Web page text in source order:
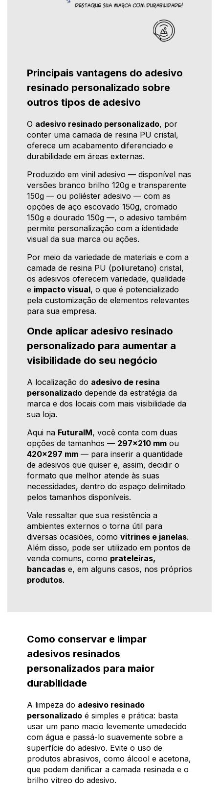
Principais vantagens do adesivo
resinado personalizado sobre
outros tipos de adesivo
O adesivo resinado personalizado, por
conter uma camada de resina PU cristal,
oferece um acabamento diferenciado e
durabilidade em áreas externas.
Produzido em vinil adesivo — disponível nas
versões branco brilho 120g e transparente
150g — ou poliéster adesivo — com as
opções de aço escovado 150g, cromado
150g e dourado 150g —, o adesivo também
permite personalização com a identidade
visual da sua marca ou ações.
Por meio da variedade de materiais e com a
camada de resina PU (poliuretano) cristal,
os adesivos oferecem variedade, qualidade
e impacto visual, o que é potencializado
pela customização de elementos relevantes
para sua empresa.
Onde aplicar adesivo resinado
personalizado para aumentar a
visibilidade do seu negócio
A localização do adesivo de resina
personalizado depende da estratégia da
marca e dos locais com mais visibilidade da
sua loja.
Aqui na FuturaIM, você conta com duas
opções de tamanhos — 297x210 mm ou
420x297 mm — para inserir a quantidade
de adesivos que quiser e, assim, decidir o
formato que melhor atende às suas
necessidades, dentro do espaço delimitado
pelos tamanhos disponíveis.
Vale ressaltar que sua resistência a
ambientes externos o torna útil para
diversas ocasiões, como vitrines e janelas.
Além disso, pode ser utilizado em pontos de
venda comuns, como prateleiras,
bancadas e, em alguns casos, nos próprios
produtos.
Como conservar e limpar
adesivos resinados
personalizados para maior
durabilidade
A limpeza do adesivo resinado
personalizado é simples e prática: basta
usar um pano macio levemente umedecido
com água e passá-lo suavemente sobre a
superfície do adesivo. Evite o uso de
produtos abrasivos, como álcool e acetona,
que podem danificar a camada resinada e o
brilho vítreo do adesivo.